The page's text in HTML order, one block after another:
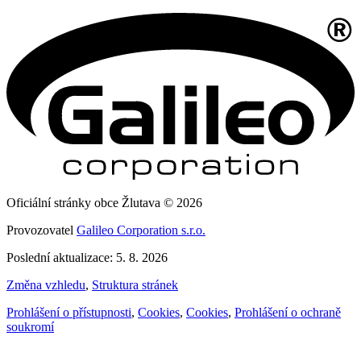
Oficiální stránky obce Žlutava © 2026
Provozovatel Galileo Corporation s.r.o.
Poslední aktualizace: 5. 8. 2026
Změna vzhledu, Struktura stránek
Prohlášení o přístupnosti, Cookies, Cookies, Prohlášení o ochraně
soukromí